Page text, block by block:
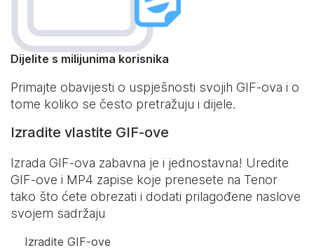
Dijelite s milijunima korisnika
Primajte obavijesti o uspješnosti svojih GIF-ova i o
tome koliko se često pretražuju i dijele.
Izradite vlastite GIF-ove
Izrada GIF-ova zabavna je i jednostavna! Uredite
GIF-ove i MP4 zapise koje prenesete na Tenor
tako što ćete obrezati i dodati prilagođene naslove
svojem sadržaju
Izradite GIF-ove